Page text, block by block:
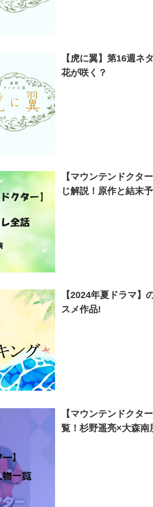
【虎に翼】第16週ネ
花が咲く？
【マウンテンドクタ
じ解説！原作と結末予
【2024年夏ドラマ】
スメ作品!
【マウンテンドクタ
覧！杉野遥亮×大森南